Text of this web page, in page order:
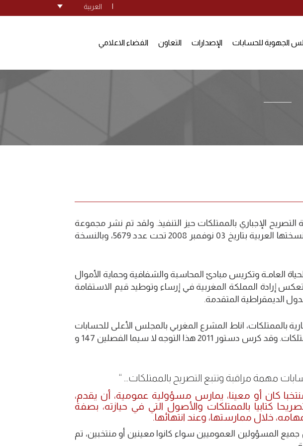
العربية
الجهوية للحسابات الإصدارات التعاون الفضاء الاعلامي
سنة 2010 دخول منظومة التصريح الإجباري بالممتلكات حيز التنفيذ. ولقد تم نشر مجموعة
النصوص القانونية ذات الصلة بالجريدة الرسمية بنسختها العربية بتاريخ 03 نوفمبر 2008 تحت عدد 5679، وبالنسخة
العامـة وتكريس مبادئ المحاسبة والشفافية وحماية الأموال
تعكس إرادة المملكة المغربية في إرساء وتوطيد قيم الاستقامة
الديمقراطية المتقدمة.
بالممتلكات، اناط المشرع المغربي بالمجلس الأعلى للحسابات
مهمة تلقي وتتبع ومراقبة التصاريح الإجبارية بالممتلكات. وقد كرس دستور 2011 هذا التوجه لا سيما الفصلين 147 و
منتخبا كان أو معينا، يمارس مسؤولية عمومية، أن يقدم،
كتابيا بالممتلكات والأصول التي في حيازته، بصفة
خلال ممارستها، وعند انتهائها.
المسؤولين العموميين سواء كانوا معينين أو منتخبين، تم